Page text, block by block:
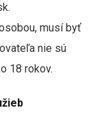
musí byť
nie sú
18 rokov.